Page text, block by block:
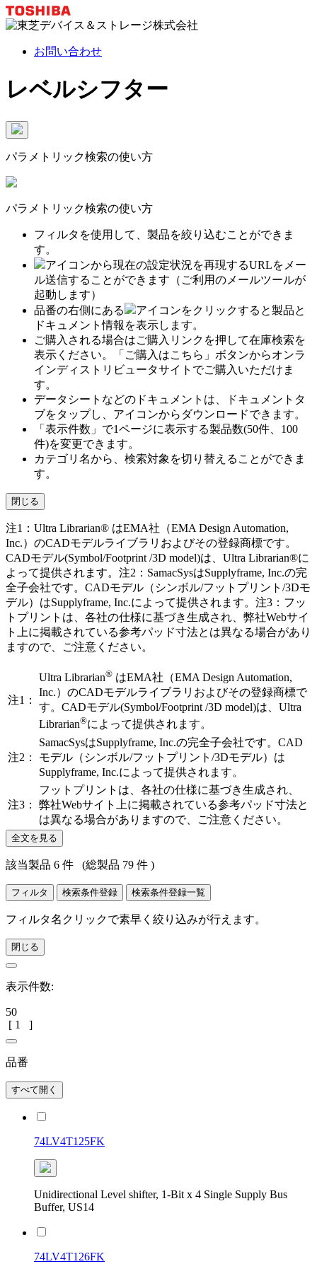
お問い合わせ
レベルシフター
パラメトリック検索の使い方
パラメトリック検索の使い方
フィルタを使用して、製品を絞り込むことができま
す。
アイコンから現在の設定状況を再現するURLをメー
ル送信することができます（ご利用のメールツールが
起動します）
品番の右側にある
アイコンをクリックすると製品と
ドキュメント情報を表示します。
ご購入される場合はご購入リンクを押して在庫検索を
表示ください。「ご購入はこちら」ボタンからオンラ
インディストリビュータサイトでご購入いただけま
す。
データシートなどのドキュメントは、ドキュメントタ
ブをタップし、アイコンからダウンロードできます。
「表示件数」で1ページに表示する製品数(50件、100
件)を変更できます。
カテゴリ名から、検索対象を切り替えることができま
す。
閉じる
注1：Ultra Librarian® はEMA社（EMA Design Automation,
Inc.）のCADモデルライブラリおよびその登録商標です。
CADモデル(Symbol/Footprint /3D model)は、Ultra Librarian®に
よって提供されます。注2：SamacSysはSupplyframe, Inc.の完
全子会社です。CADモデル（シンボル/フットプリント/3Dモ
デル）はSupplyframe, Inc.によって提供されます。注3：フッ
トプリントは、各社の仕様に基づき生成され、弊社Webサイ
ト上に掲載されている参考パッド寸法とは異なる場合があり
ますので、ご注意ください。
注1：
Ultra Librarian® はEMA社（EMA Design Automation,
Inc.）のCADモデルライブラリおよびその登録商標で
す。CADモデル(Symbol/Footprint /3D model)は、Ultra
Librarian®によって提供されます。
注2：
SamacSysはSupplyframe, Inc.の完全子会社です。CAD
モデル（シンボル/フットプリント/3Dモデル）は
Supplyframe, Inc.によって提供されます。
注3：
フットプリントは、各社の仕様に基づき生成され、
弊社Webサイト上に掲載されている参考パッド寸法と
は異なる場合がありますので、ご注意ください。
全文を見る
該当製品 6 件 (総製品 79 件 )
フィルタ 検索条件登録 検索条件登録一覧
フィルタ名クリックで素早く絞り込みが行えます。
閉じる
表示件数:
50
[ 1 ]
品番
すべて開く
74LV4T125FK
Unidirectional Level shifter, 1-Bit x 4 Single Supply Bus
Buffer, US14
74LV4T126FK